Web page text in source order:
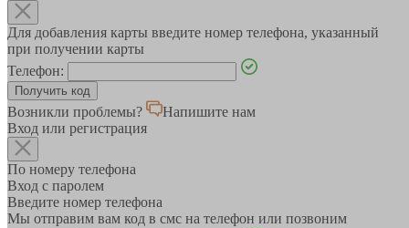
Для добавления карты введите номер телефона, указанный
при получении карты
Телефон:
Возникли проблемы?
Напишите нам
Вход или регистрация
По номеру телефона
Вход с паролем
Введите номер телефона
Мы отправим вам код в смс на телефон или позвоним